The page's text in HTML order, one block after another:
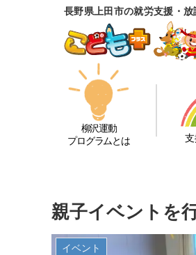
長野県上田市の就労支援・
柳沢運動
プログラムとは
親子イベントを
イベント